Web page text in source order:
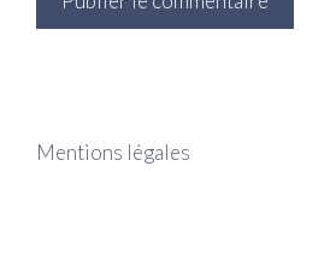
Mentions légales